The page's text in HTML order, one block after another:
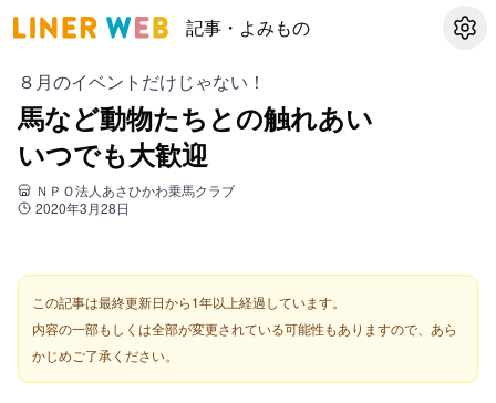
記事・よみもの 設定
８月のイベントだけじゃない！
馬など動物たちとの触れあい
いつでも大歓迎
ＮＰＯ法人あさひかわ乗馬クラブ
2020年3月28日
この記事は最終更新日から1年以上経過しています。
内容の一部もしくは全部が変更されている可能性もありますので、あら
かじめご了承ください。